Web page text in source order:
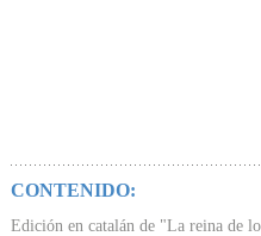
CONTENIDO:
Edición en catalán de "La reina de